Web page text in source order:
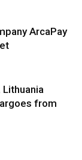
ArcaPay
from